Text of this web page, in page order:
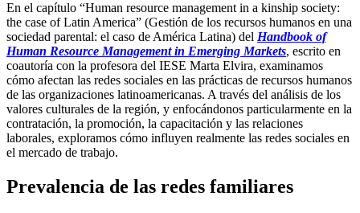
En el capítulo “Human resource management in a kinship society:
the case of Latin America” (Gestión de los recursos humanos en una
sociedad parental: el caso de América Latina) del Handbook of
Human Resource Management in Emerging Markets, escrito en
coautoría con la profesora del IESE Marta Elvira, examinamos
cómo afectan las redes sociales en las prácticas de recursos humanos
de las organizaciones latinoamericanas. A través del análisis de los
valores culturales de la región, y enfocándonos particularmente en la
contratación, la promoción, la capacitación y las relaciones
laborales, exploramos cómo influyen realmente las redes sociales en
el mercado de trabajo.
Prevalencia de las redes familiares